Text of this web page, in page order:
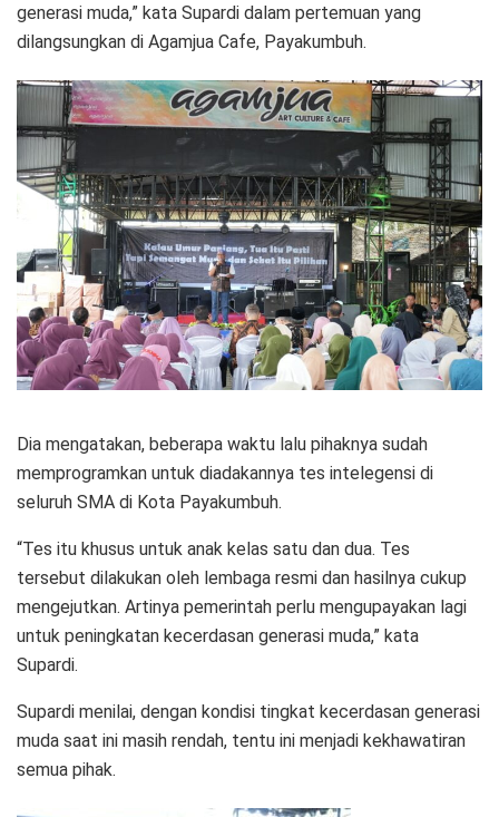
generasi muda,” kata Supardi dalam pertemuan yang
dilangsungkan di Agamjua Cafe, Payakumbuh.
Dia mengatakan, beberapa waktu lalu pihaknya sudah
memprogramkan untuk diadakannya tes intelegensi di
seluruh SMA di Kota Payakumbuh.
“Tes itu khusus untuk anak kelas satu dan dua. Tes
tersebut dilakukan oleh lembaga resmi dan hasilnya cukup
mengejutkan. Artinya pemerintah perlu mengupayakan lagi
untuk peningkatan kecerdasan generasi muda,” kata
Supardi.
Supardi menilai, dengan kondisi tingkat kecerdasan generasi
muda saat ini masih rendah, tentu ini menjadi kekhawatiran
semua pihak.